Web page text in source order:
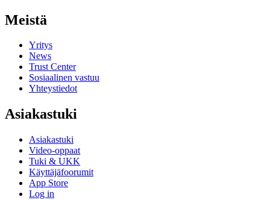
Meistä
Yritys
News
Trust Center
Sosiaalinen vastuu
Yhteystiedot
Asiakastuki
Asiakastuki
Video-oppaat
Tuki & UKK
Käyttäjäfoorumit
App Store
Log in